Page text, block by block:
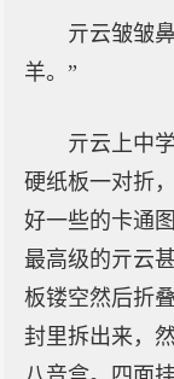
亓云皱皱
羊。”
亓云上中
硬纸板一对折
好一些的卡通
最高级的亓云
板镂空然后折
封里拆出来，